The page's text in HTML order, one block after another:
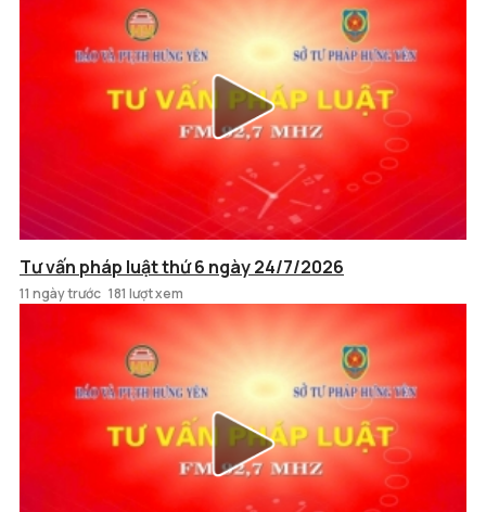
Tư vấn pháp luật thứ 6 ngày 24/7/2026
11 ngày trước 181 lượt xem